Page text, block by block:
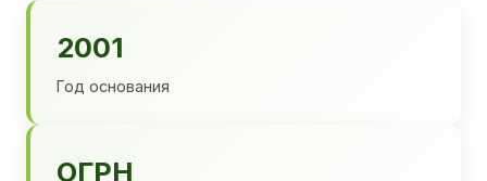
2001
Год основания
ОГРН